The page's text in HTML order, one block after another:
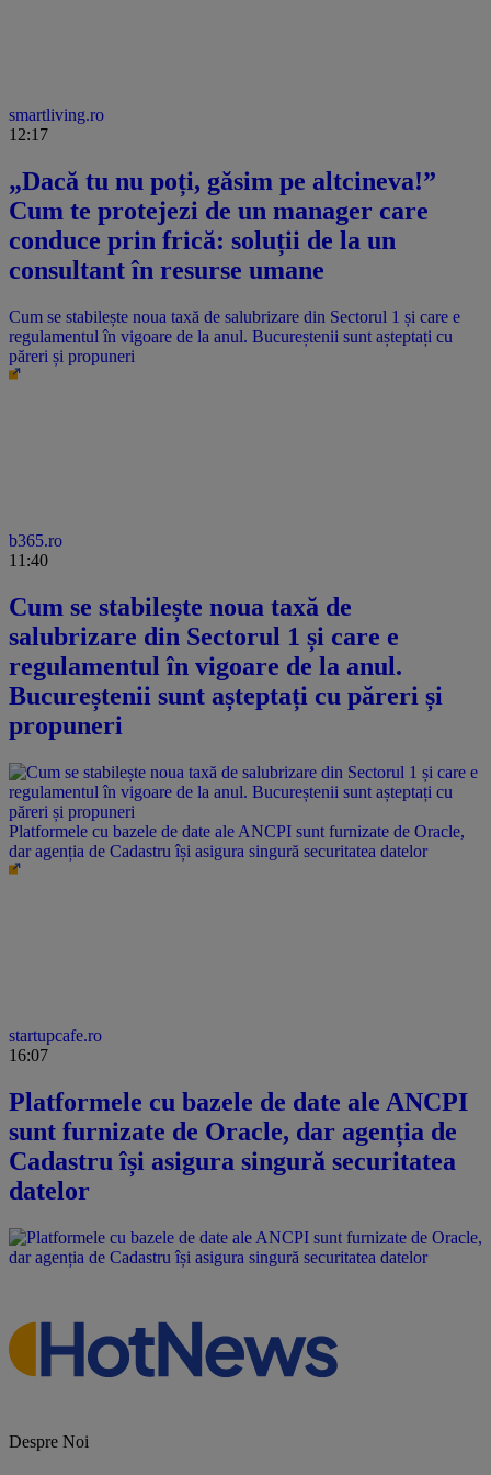
smartliving.ro
12:17
„Dacă tu nu poți, găsim pe altcineva!”
Cum te protejezi de un manager care
conduce prin frică: soluții de la un
consultant în resurse umane
Cum se stabilește noua taxă de salubrizare din Sectorul 1 și care e
regulamentul în vigoare de la anul. Bucureștenii sunt așteptați cu
păreri și propuneri
b365.ro
11:40
Cum se stabilește noua taxă de
salubrizare din Sectorul 1 și care e
regulamentul în vigoare de la anul.
Bucureștenii sunt așteptați cu păreri și
propuneri
Platformele cu bazele de date ale ANCPI sunt furnizate de Oracle,
dar agenția de Cadastru își asigura singură securitatea datelor
startupcafe.ro
16:07
Platformele cu bazele de date ale ANCPI
sunt furnizate de Oracle, dar agenția de
Cadastru își asigura singură securitatea
datelor
Despre Noi